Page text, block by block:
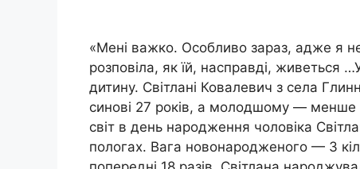
«Мені важко. Особливо зараз, адже я
розповіла, як їй, насправді, живеться
дитину. Світлані Ковалевич з села
синові 27 років, а молодшому — менше
світ в день народження чоловіка
пологах. Вага новонародженого — 3